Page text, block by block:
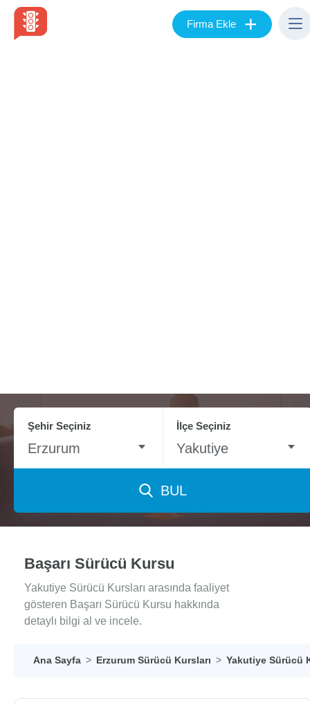
Firma Ekle +
Şehir Seçiniz
Erzurum
İlçe Seçiniz
Yakutiye
BUL
Başarı Sürücü Kursu
Yakutiye Sürücü Kursları arasında faaliyet
gösteren Başarı Sürücü Kursu hakkında
detaylı bilgi al ve incele.
Ana Sayfa Erzurum Sürücü Kursları Yakutiye Sürücü